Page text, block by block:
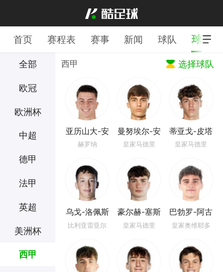
首页 赛程表 赛事 新闻 球队 球员
全部
欧冠
欧洲杯
中超
德甲
法甲
英超
美洲杯
西甲
西甲 选择球队
亚历山大-安
德烈耶夫
赫罗纳
曼努埃尔-安
赫尔
皇家马德里
蒂亚戈-皮塔
奇
皇家马德里
乌戈-洛佩斯
比利亚雷亚尔
豪尔赫-塞斯
特罗
皇家马德里
巴勃罗-阿古
丁
皇家奥维耶多